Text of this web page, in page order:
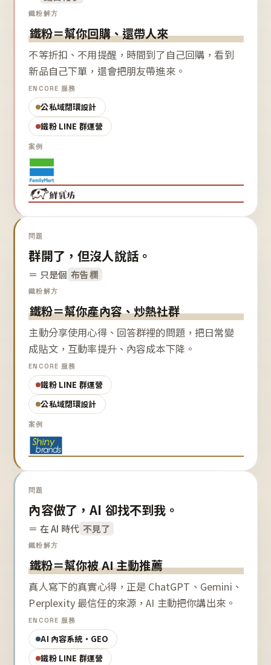
鐵粉解方
鐵粉＝幫你回購、還帶人來
不等折扣、不用提醒，時間到了自己回購，看到
新品自己下單，還會把朋友帶進來。
ENCORE 服務
公私域閉環設計
鐵粉 LINE 群運營
案例
問題
群開了，但沒人說話。
＝ 只是個 布告欄
鐵粉解方
鐵粉＝幫你產內容、炒熱社群
主動分享使用心得、回答群裡的問題，把日常變
成貼文，互動率提升、內容成本下降。
ENCORE 服務
鐵粉 LINE 群運營
公私域閉環設計
案例
問題
內容做了，AI 卻找不到我。
＝ 在 AI 時代 不見了
鐵粉解方
鐵粉＝幫你被 AI 主動推薦
真人寫下的真實心得，正是 ChatGPT、Gemini、
Perplexity 最信任的來源，AI 主動把你講出來。
ENCORE 服務
AI 內容系統・GEO
鐵粉 LINE 群運營